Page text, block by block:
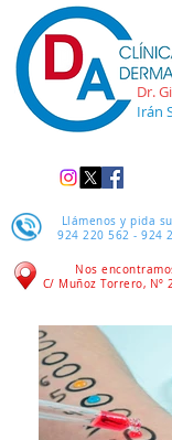
Llámenos y pida
924 220 562 - 924
Dr.
Irán
Nos
C/ Muñoz Torrero, Nº